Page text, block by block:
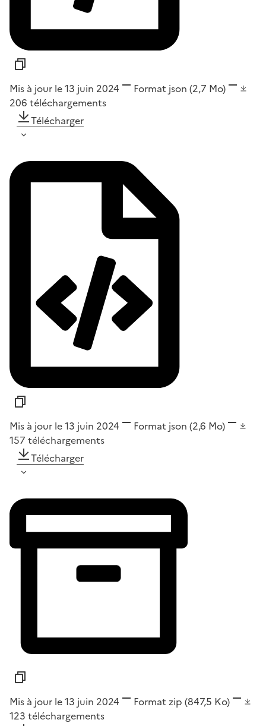
Mis à jour le 13 juin 2024 Format json (2,7 Mo)
206 téléchargements
Télécharger
Mis à jour le 13 juin 2024 Format json (2,6 Mo)
157 téléchargements
Télécharger
Mis à jour le 13 juin 2024 Format zip (847,5 Ko)
123 téléchargements